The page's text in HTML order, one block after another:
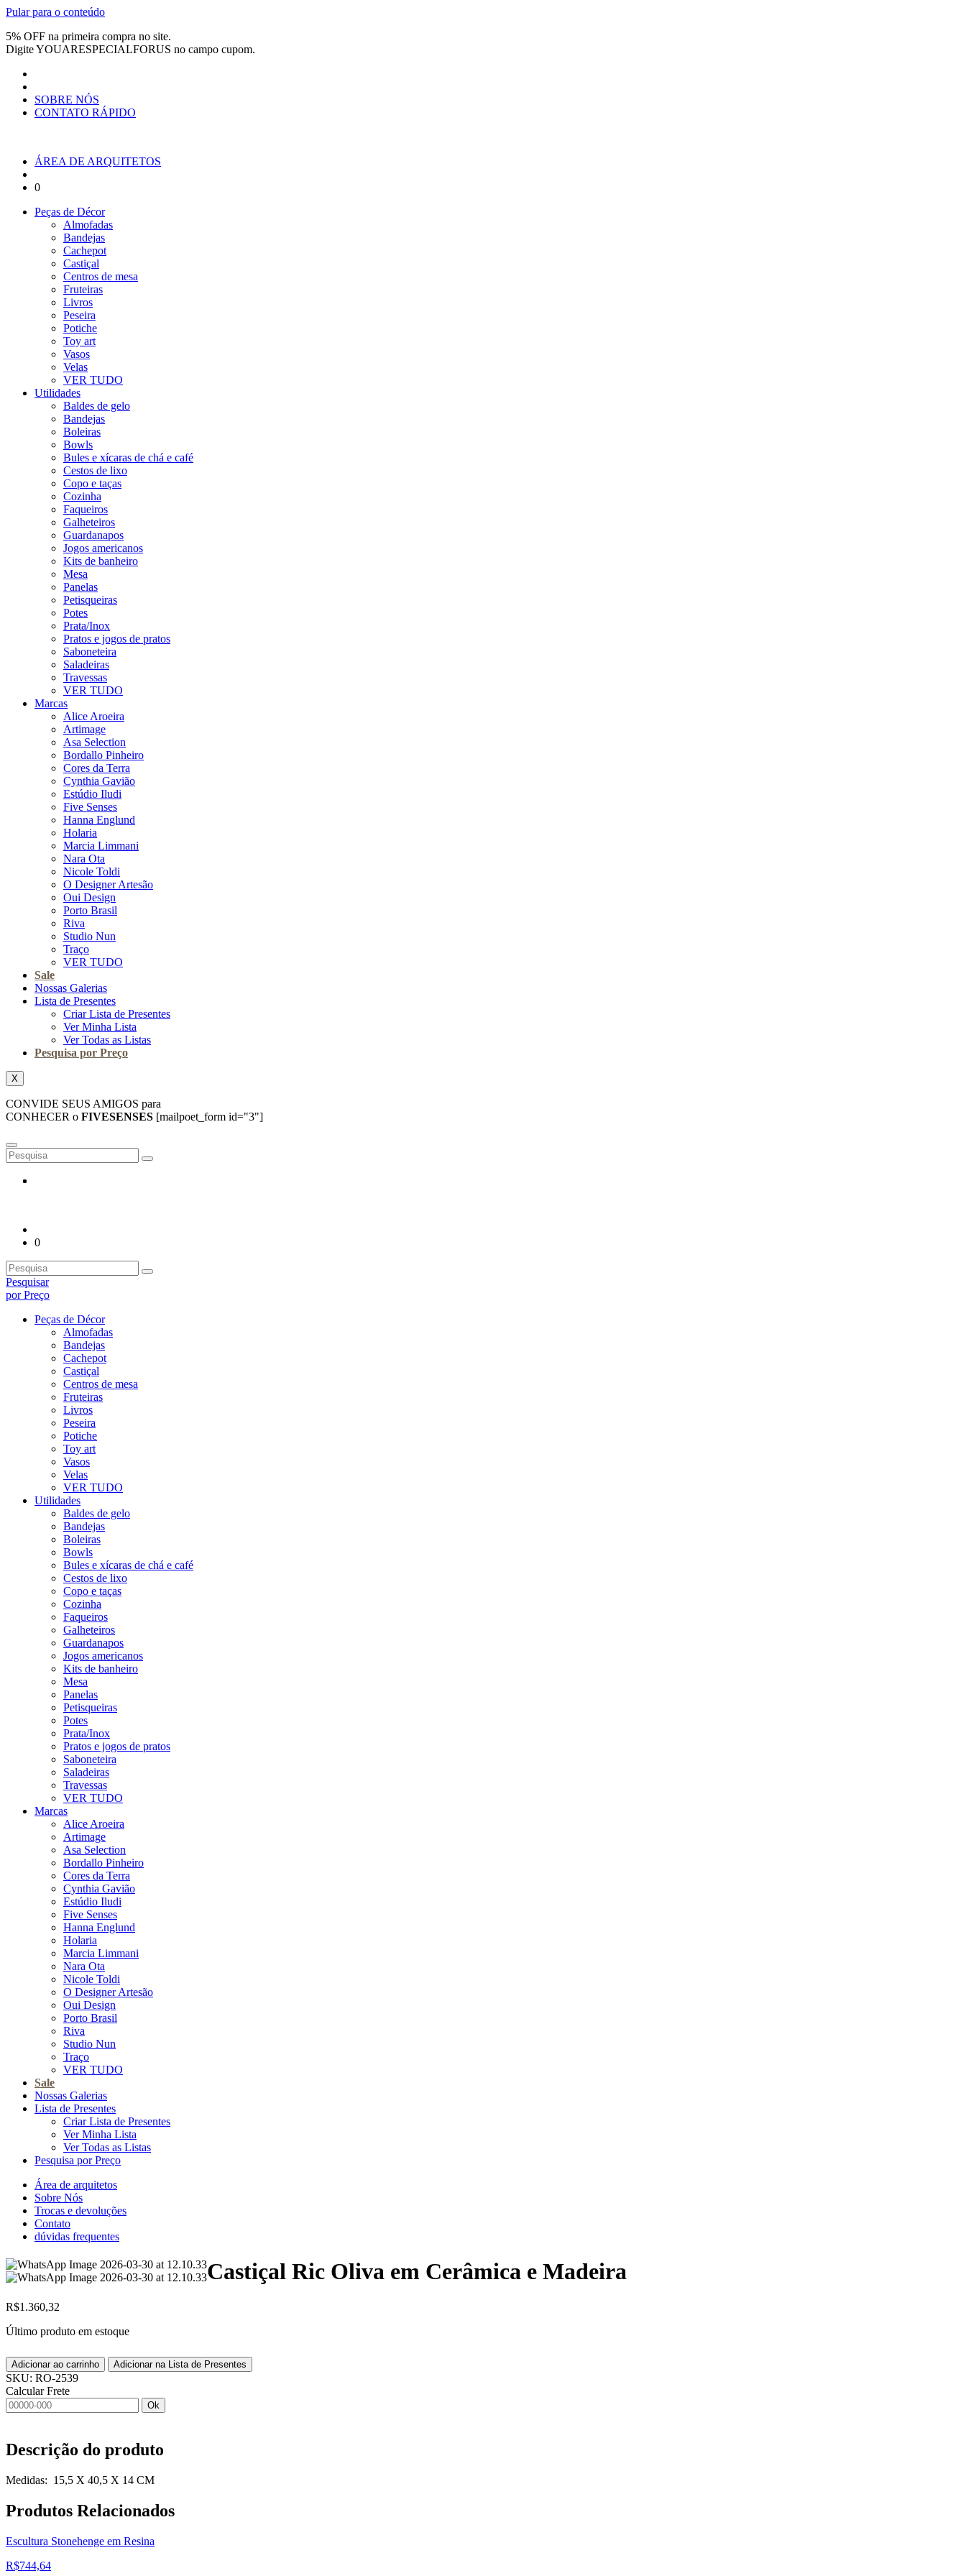
Pular para o conteúdo
5% OFF na primeira compra no site.
DigiteYOUARESPECIALFORUS no campo cupom.
SOBRE NÓS
CONTATO RÁPIDO
ÁREA DE ARQUITETOS
0
Peças de Décor
Almofadas
Bandejas
Cachepot
Castiçal
Centros de mesa
Fruteiras
Livros
Peseira
Potiche
Toy art
Vasos
Velas
VER TUDO
Utilidades
Baldes de gelo
Bandejas
Boleiras
Bowls
Bules e xícaras de chá e café
Cestos de lixo
Copo e taças
Cozinha
Faqueiros
Galheteiros
Guardanapos
Jogos americanos
Kits de banheiro
Mesa
Panelas
Petisqueiras
Potes
Prata/Inox
Pratos e jogos de pratos
Saboneteira
Saladeiras
Travessas
VER TUDO
Marcas
Alice Aroeira
Artimage
Asa Selection
Bordallo Pinheiro
Cores da Terra
Cynthia Gavião
Estúdio Iludi
Five Senses
Hanna Englund
Holaria
Marcia Limmani
Nara Ota
Nicole Toldi
O Designer Artesão
Oui Design
Porto Brasil
Riva
Studio Nun
Traço
VER TUDO
Sale
Nossas Galerias
Lista de Presentes
Criar Lista de Presentes
Ver Minha Lista
Ver Todas as Listas
Pesquisa por Preço
X
CONVIDE SEUS AMIGOS para
CONHECER o FIVESENSES [mailpoet_form id="3"]
0
Pesquisar
por Preço
Peças de Décor
Almofadas
Bandejas
Cachepot
Castiçal
Centros de mesa
Fruteiras
Livros
Peseira
Potiche
Toy art
Vasos
Velas
VER TUDO
Utilidades
Baldes de gelo
Bandejas
Boleiras
Bowls
Bules e xícaras de chá e café
Cestos de lixo
Copo e taças
Cozinha
Faqueiros
Galheteiros
Guardanapos
Jogos americanos
Kits de banheiro
Mesa
Panelas
Petisqueiras
Potes
Prata/Inox
Pratos e jogos de pratos
Saboneteira
Saladeiras
Travessas
VER TUDO
Marcas
Alice Aroeira
Artimage
Asa Selection
Bordallo Pinheiro
Cores da Terra
Cynthia Gavião
Estúdio Iludi
Five Senses
Hanna Englund
Holaria
Marcia Limmani
Nara Ota
Nicole Toldi
O Designer Artesão
Oui Design
Porto Brasil
Riva
Studio Nun
Traço
VER TUDO
Sale
Nossas Galerias
Lista de Presentes
Criar Lista de Presentes
Ver Minha Lista
Ver Todas as Listas
Pesquisa por Preço
Área de arquitetos
Sobre Nós
Trocas e devoluções
Contato
dúvidas frequentes
Castiçal Ric Oliva em Cerâmica e Madeira
R$1.360,32
Último produto em estoque
Adicionar ao carrinho Adicionar na Lista de Presentes
SKU: RO-2539
Calcular Frete
Ok
Descrição do produto
Medidas: 15,5 X 40,5 X 14 CM
Produtos Relacionados
Escultura Stonehenge em Resina
R$744,64